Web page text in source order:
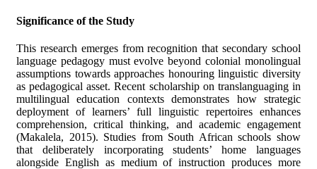
Significance of the Study
This research emerges from recognition that secondary school
language pedagogy must evolve beyond colonial monolingual
assumptions towards approaches honouring linguistic diversity
as pedagogical asset. Recent scholarship on translanguaging in
multilingual education contexts demonstrates how strategic
deployment of learners’ full linguistic repertoires enhances
comprehension, critical thinking, and academic engagement
(Makalela, 2015). Studies from South African schools show
that deliberately incorporating students’ home languages
alongside English as medium of instruction produces more